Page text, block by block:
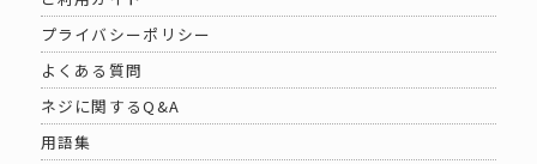
プライバシーポリシー
よくある質問
ネジに関するQ&A
用語集